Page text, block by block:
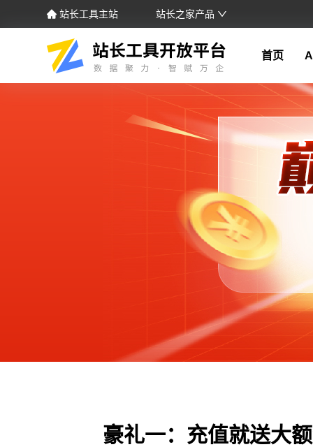
站长工具主站 站长之家产品
首页
豪礼一：充值就送大